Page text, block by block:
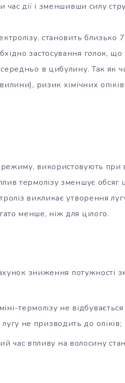
час дії і зменшивши силу
становить близько
застосування голок, що
в цибулину. Так як
ризик хімічних
використовують при
термолізу зменшує обсяг
викликає утворення
менше, ніж для цілого.
зниження потужності
термолізу не
не призводить до опіків;
час впливу на волосину